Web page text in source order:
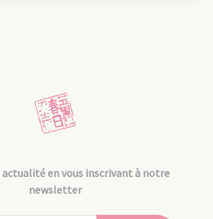
actualité en vous inscrivant à notre
newsletter